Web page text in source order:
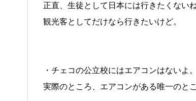
正直、生徒として日本には行きたくないね
観光客としてだけなら行きたいけど。
・チェコの公立校にはエアコンはないよ。
実際のところ、エアコンがある唯一のと